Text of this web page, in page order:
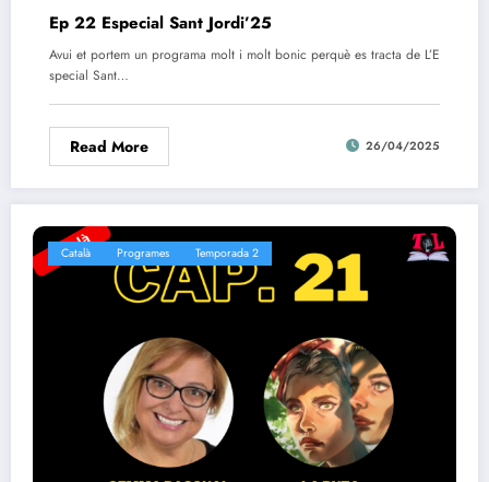
Ep 22 Especial Sant Jordi’25
Avui et portem un programa molt i molt bonic perquè es tracta de L’E
special Sant…
Read More 26/04/2025
Català Programes Temporada 2